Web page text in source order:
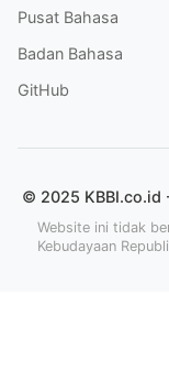
Pusat Bahasa
Badan Bahasa
GitHub
© 2025 KBBI.co.id
Website ini tidak
Kebudayaan